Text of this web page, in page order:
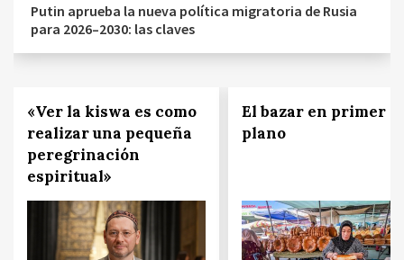
Putin aprueba la nueva política migratoria de Rusia
para 2026–2030: las claves
«Ver la kiswa es como
realizar una pequeña
peregrinación
espiritual»
El bazar en primer
plano